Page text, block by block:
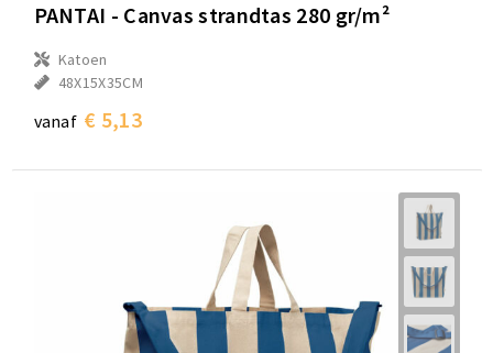
PANTAI - Canvas strandtas 280 gr/m²
Katoen
48X15X35CM
vanaf € 5,13